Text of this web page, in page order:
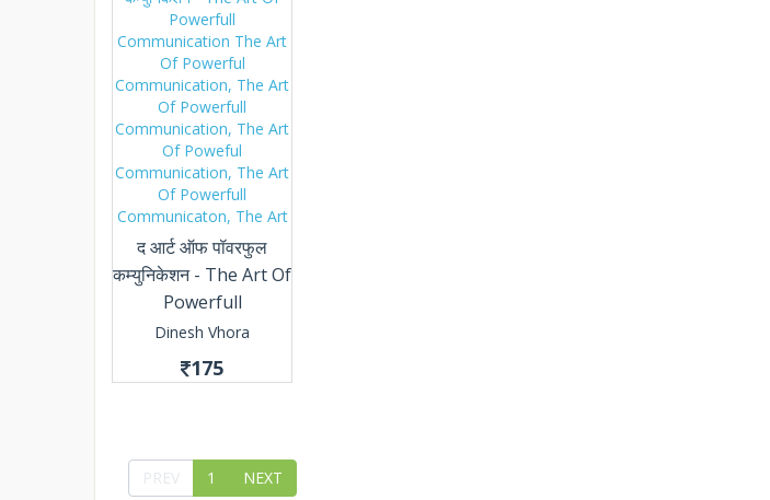
द आर्ट ऑफ पॉवरफुल
कम्युनिकेशन - The Art Of
Powerfull
Communication
Dinesh Vhora
175
PREV 1 NEXT